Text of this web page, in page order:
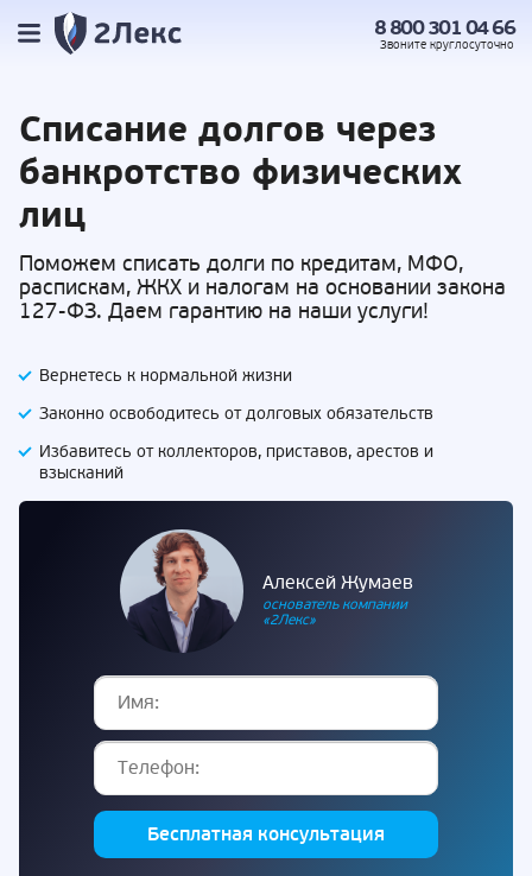
8 800 301 04 66
Звоните круглосуточно
Списание долгов через
банкротство физических
лиц
Поможем списать долги по кредитам, МФО,
распискам, ЖКХ и налогам на основании закона
127-ФЗ. Даем гарантию на наши услуги!
Вернетесь к нормальной жизни
Законно освободитесь от долговых обязательств
Избавитесь от коллекторов, приставов, арестов и
взысканий
Алексей Жумаев
основатель компании
«2Лекс»
Бесплатная консультация